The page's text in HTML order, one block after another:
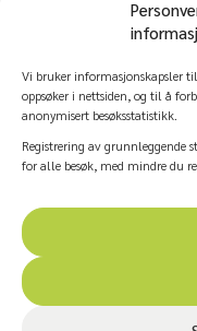
Vi bruker informasjonskapsler
oppsøker i nettsiden, og til å
anonymisert besøksstatistikk.
Registrering av grunnleggende
for alle besøk, med mindre du
© 2026 Nasjonalt
Personvern og